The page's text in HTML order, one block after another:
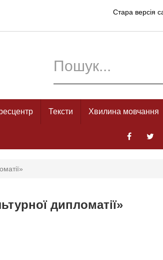
Стара версія
Тексти Хвилина мовчання
дипломатії»